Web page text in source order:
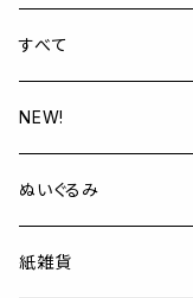
すべて
NEW!
ぬいぐるみ
紙雑貨